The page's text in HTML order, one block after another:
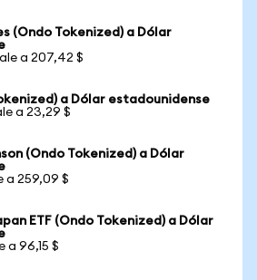
(Ondo Tokenized) a Dólar
a 207,42 $
a Dólar estadounidense
a 23,29 $
(Ondo Tokenized) a Dólar
a 259,09 $
ETF (Ondo Tokenized) a Dólar
a 96,15 $